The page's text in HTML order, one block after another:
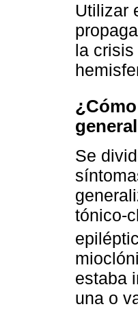
Utilizar
la
Se
tónico-
estaba
una o